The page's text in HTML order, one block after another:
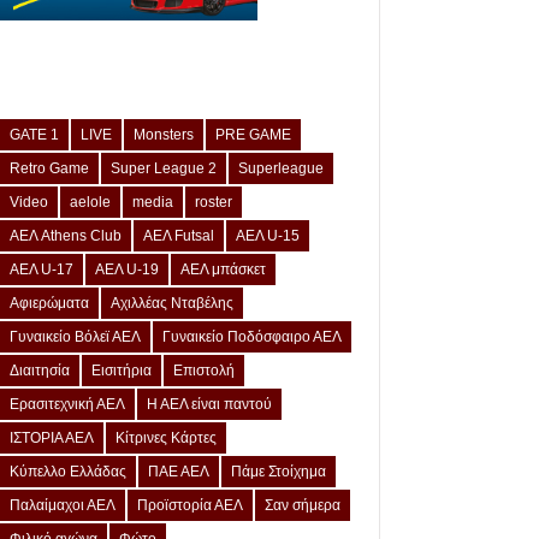
GATE 1 LIVE Monsters
PRE GAME
Retro Game
Super League 2
Superleague
Video
aelole media
roster
ΑΕΛ Athens Club
ΑΕΛ Futsal
ΑΕΛ U-15
ΑΕΛ U-17
ΑΕΛ U-19
ΑΕΛ μπάσκετ
Αφιερώματα
Αχιλλέας Νταβέλης
Γυναικείο Βόλεϊ ΑΕΛ
Γυναικείο Ποδόσφαιρο ΑΕΛ
Διαιτησία
Εισιτήρια
Επιστολή
Ερασιτεχνική ΑΕΛ
Η ΑΕΛ είναι παντού
ΙΣΤΟΡΙΑ ΑΕΛ
Κίτρινες Κάρτες
Κύπελλο Ελλάδας
ΠΑΕ ΑΕΛ
Πάμε Στοίχημα
Παλαίμαχοι ΑΕΛ
Προϊστορία ΑΕΛ
Σαν σήμερα